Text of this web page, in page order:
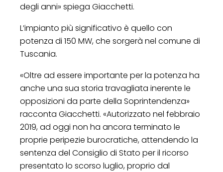
degli anni» spiega Giacchetti.
L’impianto più significativo è quello con
potenza di 150 MW, che sorgerà nel comune di
Tuscania.
«Oltre ad essere importante per la potenza ha
anche una sua storia travagliata inerente le
opposizioni da parte della Soprintendenza»
racconta Giacchetti. «Autorizzato nel febbraio
2019, ad oggi non ha ancora terminato le
proprie peripezie burocratiche, attendendo la
sentenza del Consiglio di Stato per il ricorso
presentato lo scorso luglio, proprio dal